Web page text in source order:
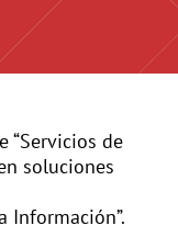
“Servicios de
soluciones
Información”.